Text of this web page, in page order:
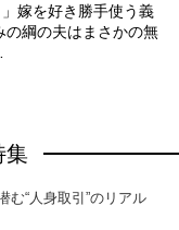
嫁を好き勝手使う義
の綱の夫はまさかの無
集
む“人身取引”のリアル